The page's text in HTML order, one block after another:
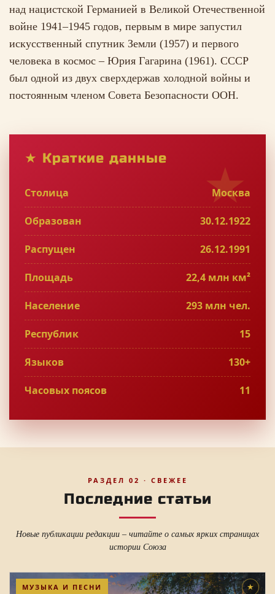
над нацистской Германией в Великой Отечественной
войне 1941–1945 годов, первым в мире запустил
искусственный спутник Земли (1957) и первого
человека в космос – Юрия Гагарина (1961). СССР
был одной из двух сверхдержав холодной войны и
постоянным членом Совета Безопасности ООН.
★ Краткие данные
Столица Москва
Образован 30.12.1922
Распущен 26.12.1991
Площадь 22,4 млн км²
Население 293 млн чел.
Республик 15
Языков 130+
Часовых поясов 11
РАЗДЕЛ 02 · СВЕЖЕЕ
Последние статьи
Новые публикации редакции – читайте о самых ярких страницах
истории Союза
МУЗЫКА И ПЕСНИ ★